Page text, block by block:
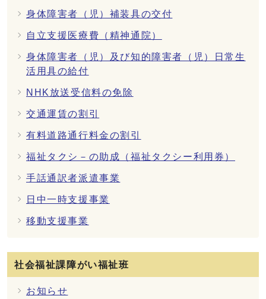
身体障害者（児）補装具の交付
自立支援医療費（精神通院）
身体障害者（児）及び知的障害者（児）日常生
活用具の給付
NHK放送受信料の免除
交通運賃の割引
有料道路通行料金の割引
福祉タクシ－の助成（福祉タクシー利用券）
手話通訳者派遣事業
日中一時支援事業
移動支援事業
社会福祉課障がい福祉班
お知らせ